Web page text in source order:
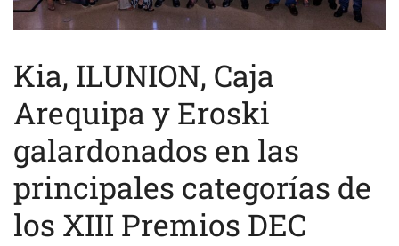
Kia, ILUNION, Caja
Arequipa y Eroski
galardonados en las
principales categorías de
los XIII Premios DEC